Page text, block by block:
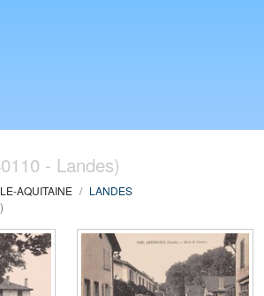
- Landes)
AQUITAINE
LANDES